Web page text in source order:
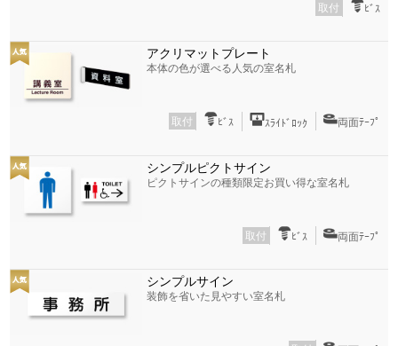
取付 ﾋﾞｽ
アクリマットプレート
本体の色が選べる人気の室名札
取付 ﾋﾞｽ ｽﾗｲﾄﾞﾛｯｸ 両面ﾃｰﾌﾟ
シンプルピクトサイン
ピクトサインの種類限定お買い得な室名札
取付 ﾋﾞｽ 両面ﾃｰﾌﾟ
シンプルサイン
装飾を省いた見やすい室名札